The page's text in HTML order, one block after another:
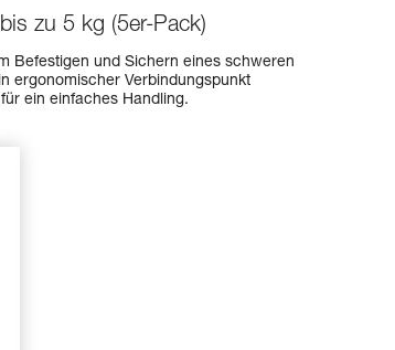
zu 5 kg (5er-Pack)
Befestigen und Sichern eines schweren
ergonomischer Verbindungspunkt
ein einfaches Handling.